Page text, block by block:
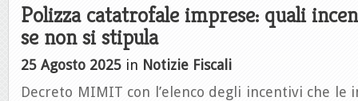
Polizza catatrofale imprese: quali
se non si stipula
25 Agosto 2025 in Notizie Fiscali
Decreto MIMIT con l’elenco degli incentivi che le